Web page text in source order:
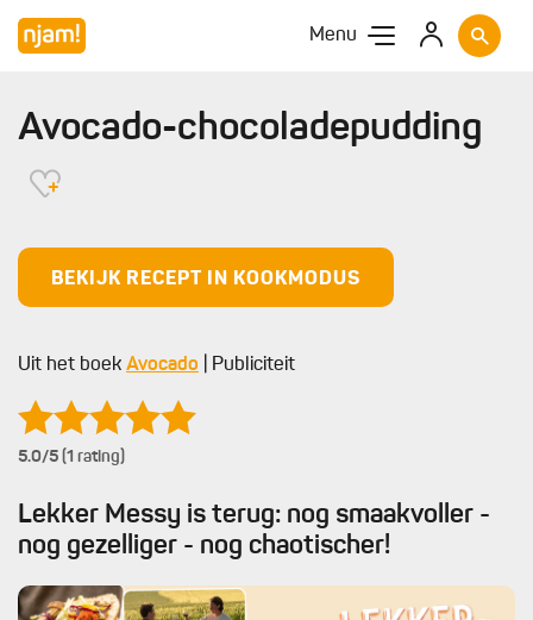
Menu
Avocado-chocoladepudding
BEKIJK RECEPT IN KOOKMODUS
Uit het boek Avocado | Publiciteit
5.0/5 (1 rating)
Lekker Messy is terug: nog smaakvoller -
nog gezelliger - nog chaotischer!